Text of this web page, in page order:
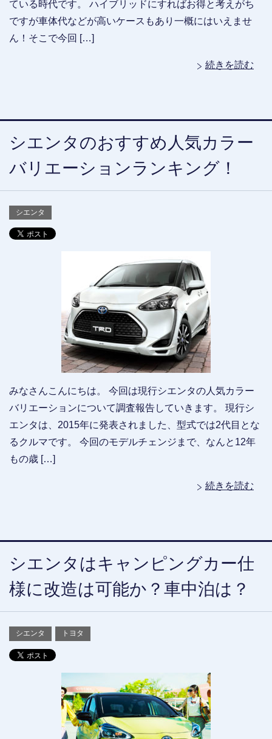
ている時代です。 ハイブリッドにすればお得と考えがち
ですが車体代などが高いケースもあり一概にはいえませ
ん！そこで今回 […]
続きを読む
シエンタのおすすめ人気カラー
バリエーションランキング！
シエンタ
みなさんこんにちは。 今回は現行シエンタの人気カラー
バリエーションについて調査報告していきます。 現行シ
エンタは、2015年に発表されました、型式では2代目とな
るクルマです。 今回のモデルチェンジまで、なんと12年
もの歳 […]
続きを読む
シエンタはキャンピングカー仕
様に改造は可能か？車中泊は？
シエンタ トヨタ